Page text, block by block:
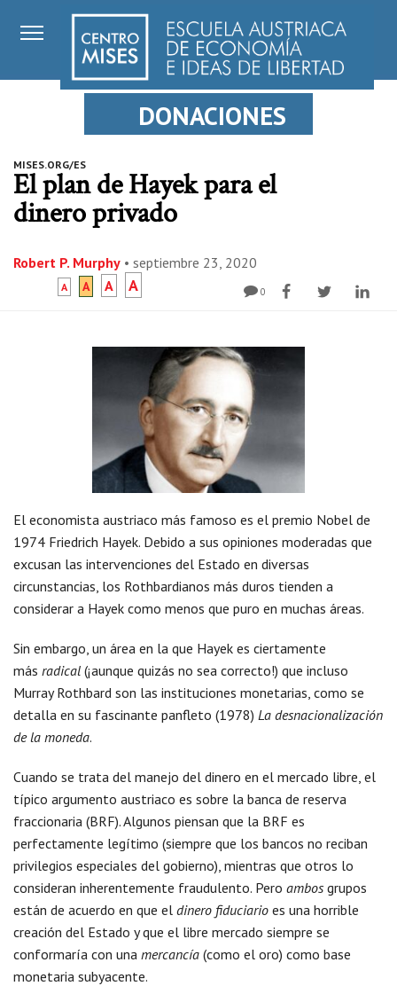
DONACIONES
MISES.ORG/ES
El plan de Hayek para el
dinero privado
Robert P. Murphy • septiembre 23, 2020
A A A A 0
El economista austriaco más famoso es el premio Nobel de
1974 Friedrich Hayek. Debido a sus opiniones moderadas que
excusan las intervenciones del Estado en diversas
circunstancias, los Rothbardianos más duros tienden a
considerar a Hayek como menos que puro en muchas áreas.
Sin embargo, un área en la que Hayek es ciertamente
más radical (¡aunque quizás no sea correcto!) que incluso
Murray Rothbard son las instituciones monetarias, como se
detalla en su fascinante panfleto (1978) La desnacionalización
de la moneda.
Cuando se trata del manejo del dinero en el mercado libre, el
típico argumento austriaco es sobre la banca de reserva
fraccionaria (BRF). Algunos piensan que la BRF es
perfectamente legítimo (siempre que los bancos no reciban
privilegios especiales del gobierno), mientras que otros lo
consideran inherentemente fraudulento. Pero ambos grupos
están de acuerdo en que el dinero fiduciario es una horrible
creación del Estado y que el libre mercado siempre se
conformaría con una mercancía (como el oro) como base
monetaria subyacente.